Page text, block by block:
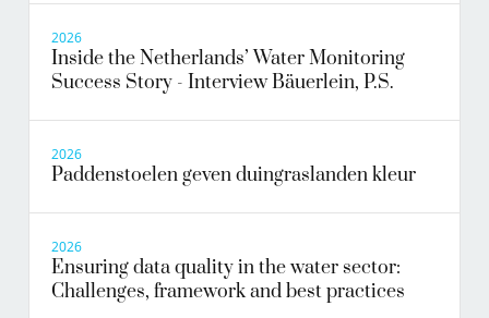
2026
Inside the Netherlands’ Water Monitoring
Success Story - Interview Bäuerlein, P.S.
2026
Paddenstoelen geven duingraslanden kleur
2026
Ensuring data quality in the water sector:
Challenges, framework and best practices